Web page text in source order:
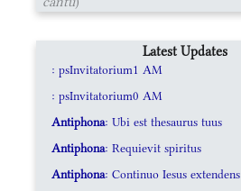
Latest Updates
: psInvitatorium1 AM
: psInvitatorium0 AM
Antiphona: Ubi est thesaurus tuus
Antiphona: Requievit spiritus
Antiphona: Continuo Iesus extendens